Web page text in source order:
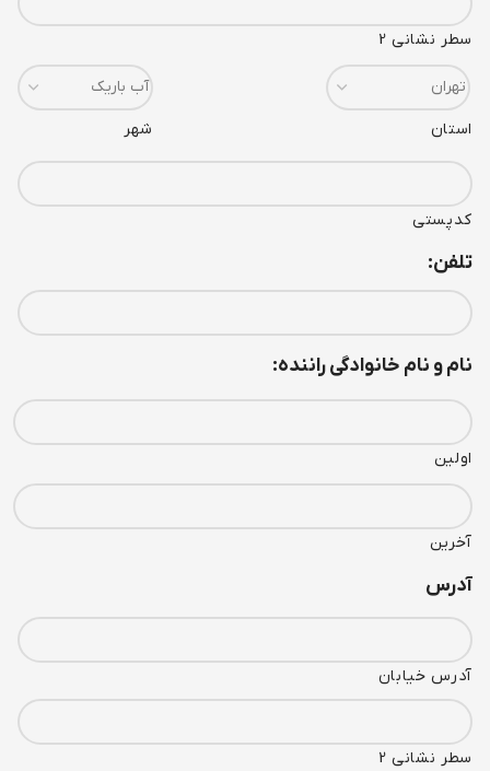
سطر نشانی 2
شهر استان
کدپستی
تلفن:
نام و نام خانوادگی راننده:
اولین
آخرین
آدرس
آدرس خیابان
سطر نشانی 2